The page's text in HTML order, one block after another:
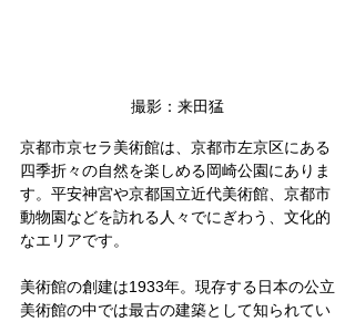
撮影：来田猛
京都市京セラ美術館は、京都市左京区にある
四季折々の自然を楽しめる岡崎公園にありま
す。平安神宮や京都国立近代美術館、京都市
動物園などを訪れる人々でにぎわう、文化的
なエリアです。
美術館の創建は1933年。現存する日本の公立
美術館の中では最古の建築として知られてい